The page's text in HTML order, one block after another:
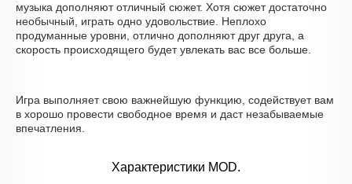
музыка дополняют отличный сюжет. Хотя сюжет достаточно
необычный, играть одно удовольствие. Неплохо
продуманные уровни, отлично дополняют друг друга, а
скорость происходящего будет увлекать вас все больше.
Игра выполняет свою важнейшую функцию, содействует вам
в хорошо провести свободное время и даст незабываемые
впечатления.
Характеристики MOD.